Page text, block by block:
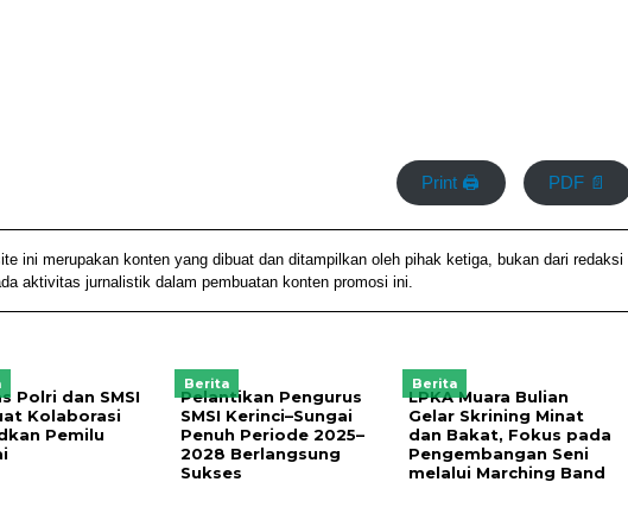
Print 🖨 PDF 📄
ini merupakan konten yang dibuat dan ditampilkan oleh pihak ketiga, bukan dari redaksi
aktivitas jurnalistik dalam pembuatan konten promosi ini.
Polri dan SMSI
Kolaborasi
Pemilu
Berita
Pelantikan Pengurus
SMSI Kerinci–Sungai
Penuh Periode 2025–
2028 Berlangsung
Sukses
Berita
LPKA Muara Bulian
Gelar Skrining Minat
dan Bakat, Fokus pada
Pengembangan Seni
melalui Marching Band